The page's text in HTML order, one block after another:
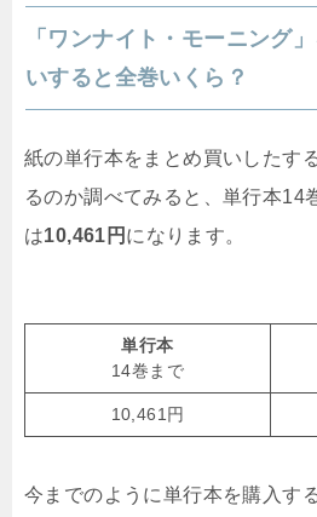
「ワンナイト・モーニング
いすると全巻いくら？
紙の単行本をまとめ買いしたす
るのか調べてみると、単行本14
は10,461 円 になります。
単行本
14巻まで
10,461円
今までのように単行本を購入す